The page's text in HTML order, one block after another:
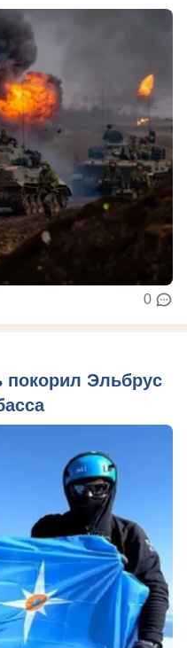
0
покорил Эльбрус